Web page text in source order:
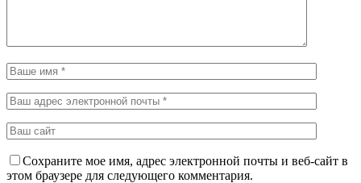
Сохраните мое имя, адрес электронной почты и веб-сайт в
этом браузере для следующего комментария.